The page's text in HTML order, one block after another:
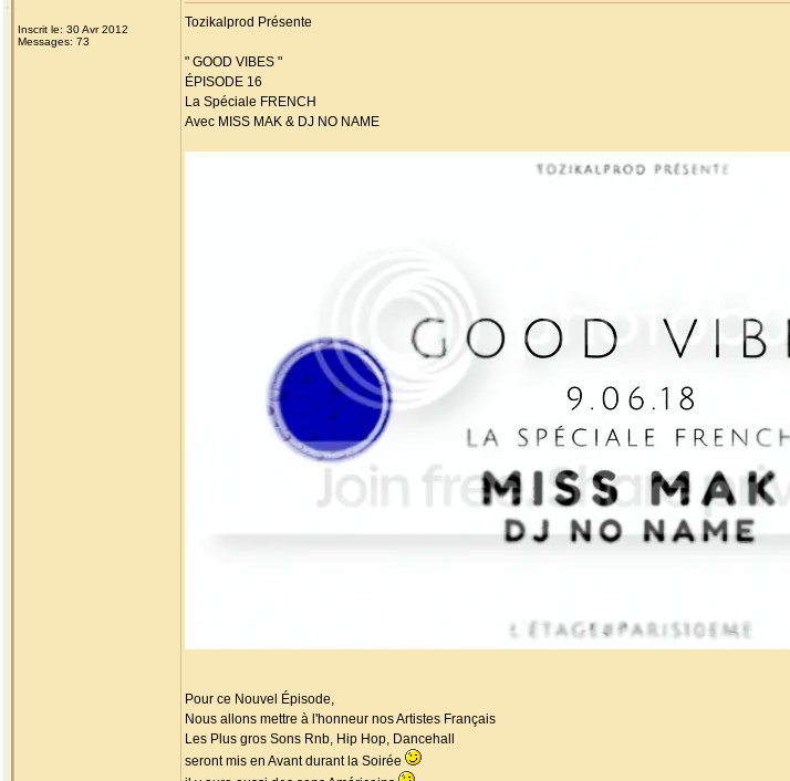
Inscrit le: 30 Avr 2012
Messages: 73
Tozikalprod Présente
" GOOD VIBES "
ÉPISODE 16
La Spéciale FRENCH
Avec MISS MAK & DJ NO NAME
Pour ce Nouvel Épisode,
Nous allons mettre à l'honneur nos Artistes Français
Les Plus gros Sons Rnb, Hip Hop, Dancehall
seront mis en Avant durant la Soirée